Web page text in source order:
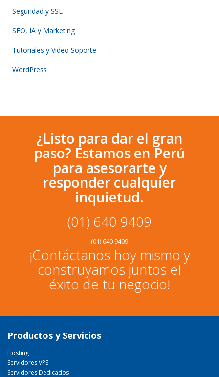
Seguridad y SSL
SEO, IA y Marketing
Tutoriales y Video Soporte
WordPress
¿Listo para dar el gran
paso? Estamos en Perú
para asesorarte y
responder cualquier
inquietud.
(01) 640 9409
(01) 640 9409
¡Contáctanos hoy mismo y
construyamos juntos el
éxito de tu negocio!
Productos y Servicios
Hosting
Servidores VPS
Servidores Dedicados